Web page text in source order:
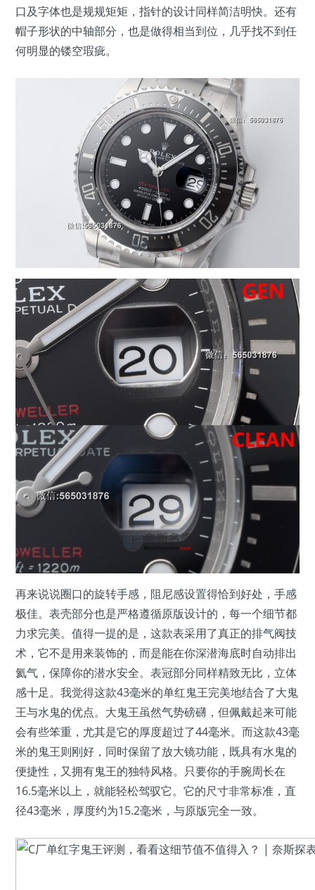
口及字体也是规规矩矩，指针的设计同样简洁明快。还有
帽子形状的中轴部分，也是做得相当到位，几乎找不到任
何明显的镂空瑕疵。
再来说说圈口的旋转手感，阻尼感设置得恰到好处，手感
极佳。表壳部分也是严格遵循原版设计的，每一个细节都
力求完美。值得一提的是，这款表采用了真正的排气阀技
术，它不是用来装饰的，而是能在你深潜海底时自动排出
氦气，保障你的潜水安全。表冠部分同样精致无比，立体
感十足。我觉得这款43毫米的单红鬼王完美地结合了大鬼
王与水鬼的优点。大鬼王虽然气势磅礴，但佩戴起来可能
会有些笨重，尤其是它的厚度超过了44毫米。而这款43毫
米的鬼王则刚好，同时保留了放大镜功能，既具有水鬼的
便捷性，又拥有鬼王的独特风格。只要你的手腕周长在
16.5毫米以上，就能轻松驾驭它。它的尺寸非常标准，直
径43毫米，厚度约为15.2毫米，与原版完全一致。